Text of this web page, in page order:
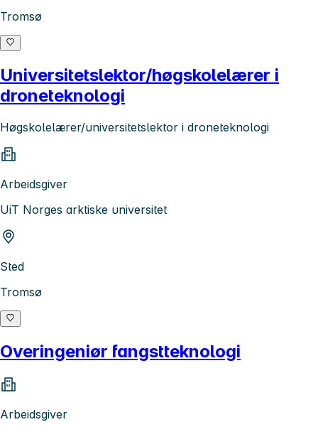
Tromsø
Universitetslektor/høgskolelærer i
droneteknologi
Høgskolelærer/universitetslektor i droneteknologi
Arbeidsgiver
UiT Norges arktiske universitet
Sted
Tromsø
Overingeniør fangstteknologi
Arbeidsgiver